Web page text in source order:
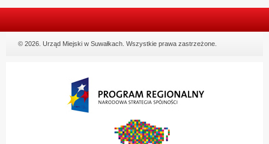
© 2026. Urząd Miejski w Suwałkach. Wszystkie prawa zastrzeżone.